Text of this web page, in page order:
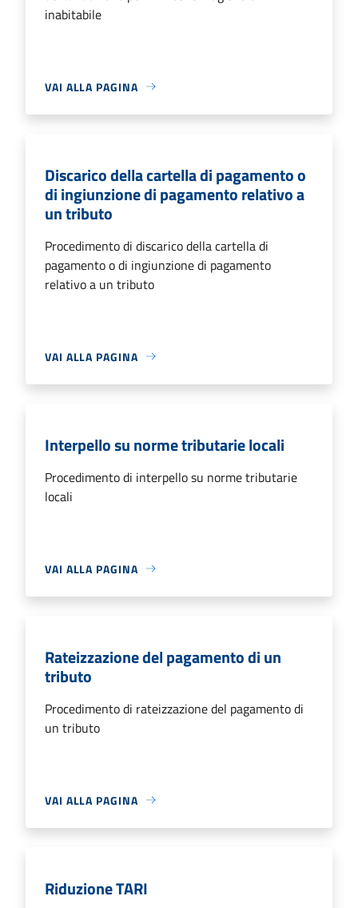
inabitabile
VAI ALLA PAGINA
Discarico della cartella di pagamento o
di ingiunzione di pagamento relativo a
un tributo
Procedimento di discarico della cartella di
pagamento o di ingiunzione di pagamento
relativo a un tributo
VAI ALLA PAGINA
Interpello su norme tributarie locali
Procedimento di interpello su norme tributarie
locali
VAI ALLA PAGINA
Rateizzazione del pagamento di un
tributo
Procedimento di rateizzazione del pagamento di
un tributo
VAI ALLA PAGINA
Riduzione TARI